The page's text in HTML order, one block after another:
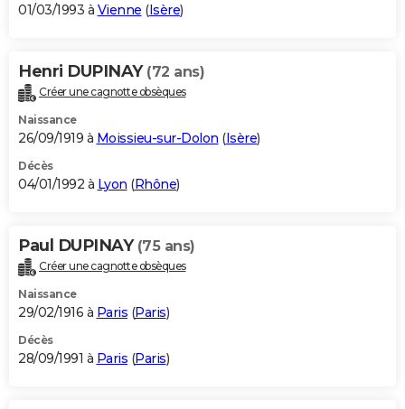
01/03/1993 à Vienne (Isère)
Henri DUPINAY (72 ans)
Créer une cagnotte obsèques
Naissance
26/09/1919 à Moissieu-sur-Dolon (Isère)
Décès
04/01/1992 à Lyon (Rhône)
Paul DUPINAY (75 ans)
Créer une cagnotte obsèques
Naissance
29/02/1916 à Paris (Paris)
Décès
28/09/1991 à Paris (Paris)